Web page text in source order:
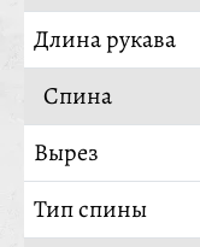
Длина рукава
Спина
Вырез
Тип спины